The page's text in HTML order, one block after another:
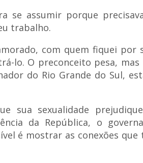
se assumir porque
trabalho.
com quem fiquei por
lo. O preconceito pesa, mas
do Rio Grande do Sul,
sua sexualidade
da República, o
é mostrar as conexões que